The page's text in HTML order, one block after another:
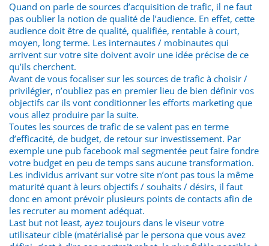
Quand on parle de sources d’acquisition de trafic, il ne faut
pas oublier la notion de qualité de l’audience. En effet, cette
audience doit être de qualité, qualifiée, rentable à court,
moyen, long terme. Les internautes / mobinautes qui
arrivent sur votre site doivent avoir une idée précise de ce
qu’ils cherchent.
Avant de vous focaliser sur les sources de trafic à choisir /
privilégier, n’oubliez pas en premier lieu de bien définir vos
objectifs car ils vont conditionner les efforts marketing que
vous allez produire par la suite.
Toutes les sources de trafic de se valent pas en terme
d’efficacité, de budget, de retour sur investissement. Par
exemple une pub facebook mal segmentée peut faire fondre
votre budget en peu de temps sans aucune transformation.
Les individus arrivant sur votre site n’ont pas tous la même
maturité quant à leurs objectifs / souhaits / désirs, il faut
donc en amont prévoir plusieurs points de contacts afin de
les recruter au moment adéquat.
Last but not least, ayez toujours dans le viseur votre
utilisateur cible (matérialisé par le persona que vous avez